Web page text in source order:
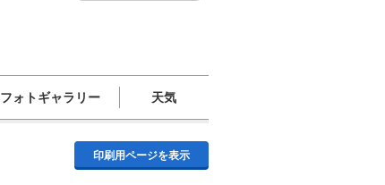
フォトギャラリー 天気
印刷用ページを表示